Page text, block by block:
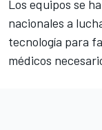
Los equipos se
nacionales a
tecnología para
médicos